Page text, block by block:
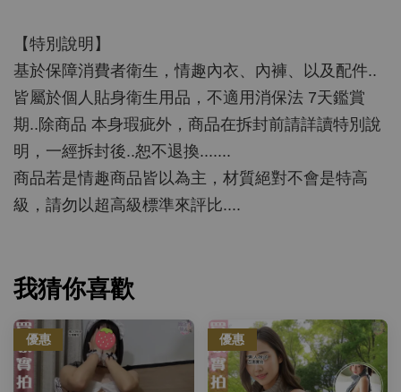
【特別說明】
基於保障消費者衛生，情趣內衣、內褲、以及配件..
皆屬於個人貼身衛生用品，不適用消保法 7天鑑賞
期..除商品 本身瑕疵外，商品在拆封前請詳讀特別說
明，一經拆封後..恕不退換.......
商品若是情趣商品皆以為主，材質絕對不會是特高
級，請勿以超高級標準來評比....
我猜你喜歡
優惠 優惠